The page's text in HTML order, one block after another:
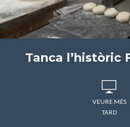
Tanca l’històric
VEURE MÉS
TARD